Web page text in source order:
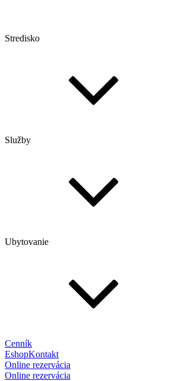
Stredisko
Služby
Ubytovanie
Cenník
EshopKontakt
Online rezervácia
Online rezervácia